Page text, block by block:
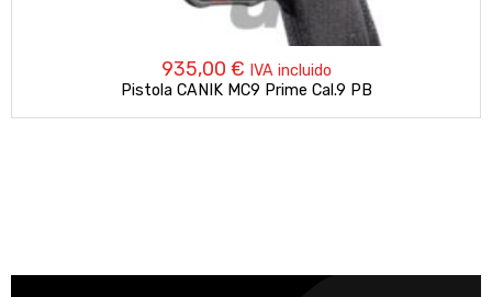
935,00 € IVA incluido
Pistola CANIK MC9 Prime Cal.9 PB